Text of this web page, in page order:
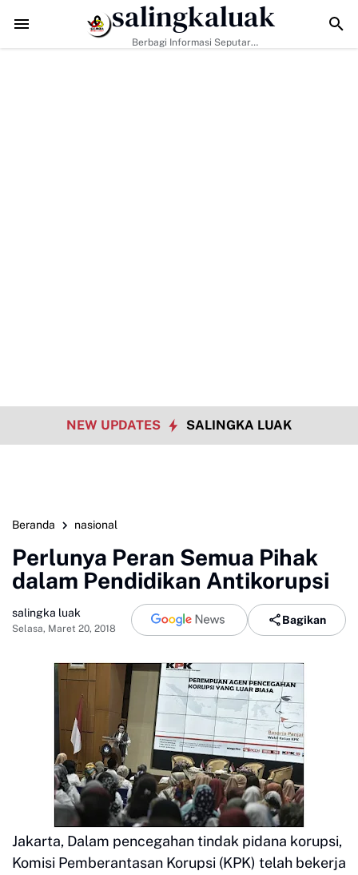
Hanya Tugas Pemerintah, H. Ilson Cong Dorong Keluarga dan
salingkaluak
Berbagi Informasi Seputar
NEW UPDATES SALINGKA LUAK
Beranda nasional
Perlunya Peran Semua Pihak
dalam Pendidikan Antikorupsi
salingka luak
Selasa, Maret 20, 2018
Bagikan
Jakarta, Dalam pencegahan tindak pidana korupsi,
Komisi Pemberantasan Korupsi (KPK) telah bekerja